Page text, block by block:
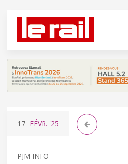
17 FÉVR. '25
PJM INFO